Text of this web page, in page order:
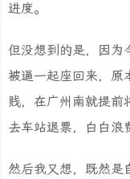
进度。
但没想到的是，因为
被逼一起座回来，原
贱，在广州南就提前
去车站退票，白白浪
然后我又想，既然是